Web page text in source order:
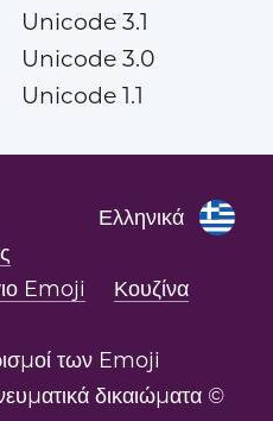
Unicode 3.1
Unicode 3.0
Unicode 1.1
Ελληνικά
Emoji
Κουζίνα
των Emoji
δικαιώματα ©